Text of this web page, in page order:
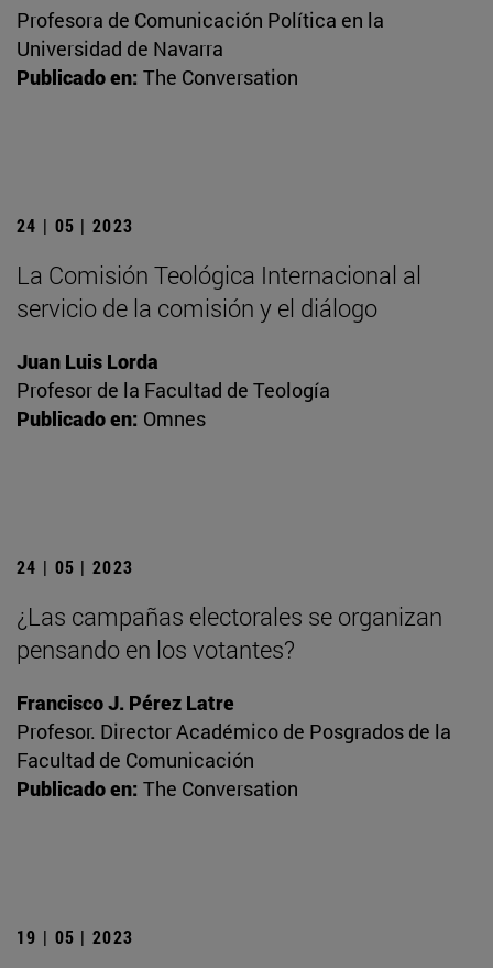
Profesora de Comunicación Política en la
Universidad de Navarra
Publicado en: The Conversation
24 | 05 | 2023
La Comisión Teológica Internacional al
servicio de la comisión y el diálogo
Juan Luis Lorda
Profesor de la Facultad de Teología
Publicado en: Omnes
24 | 05 | 2023
¿Las campañas electorales se organizan
pensando en los votantes?
Francisco J. Pérez Latre
Profesor. Director Académico de Posgrados de la
Facultad de Comunicación
Publicado en: The Conversation
19 | 05 | 2023